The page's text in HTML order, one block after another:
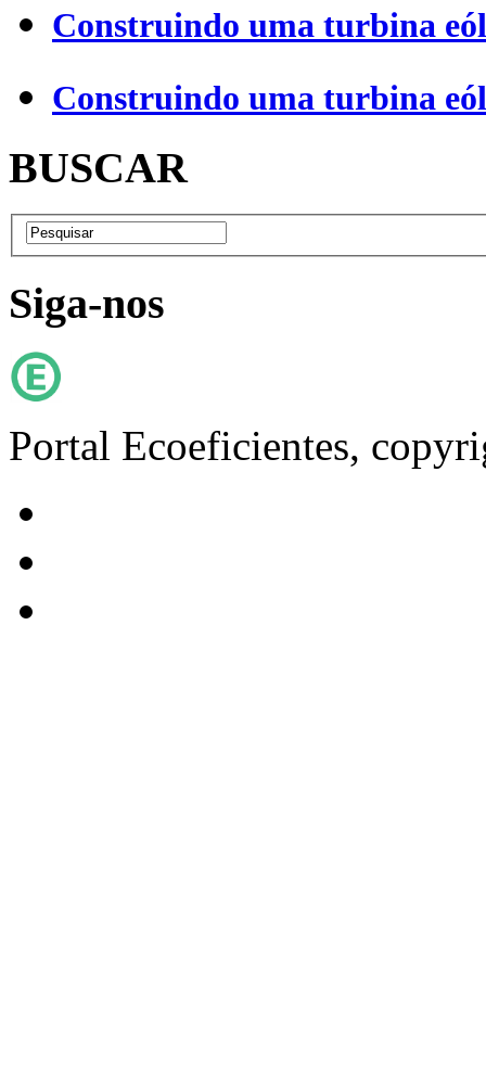
Construindo uma turbina
Construindo uma turbina
BUSCAR
Siga-nos
Portal Ecoeficientes,